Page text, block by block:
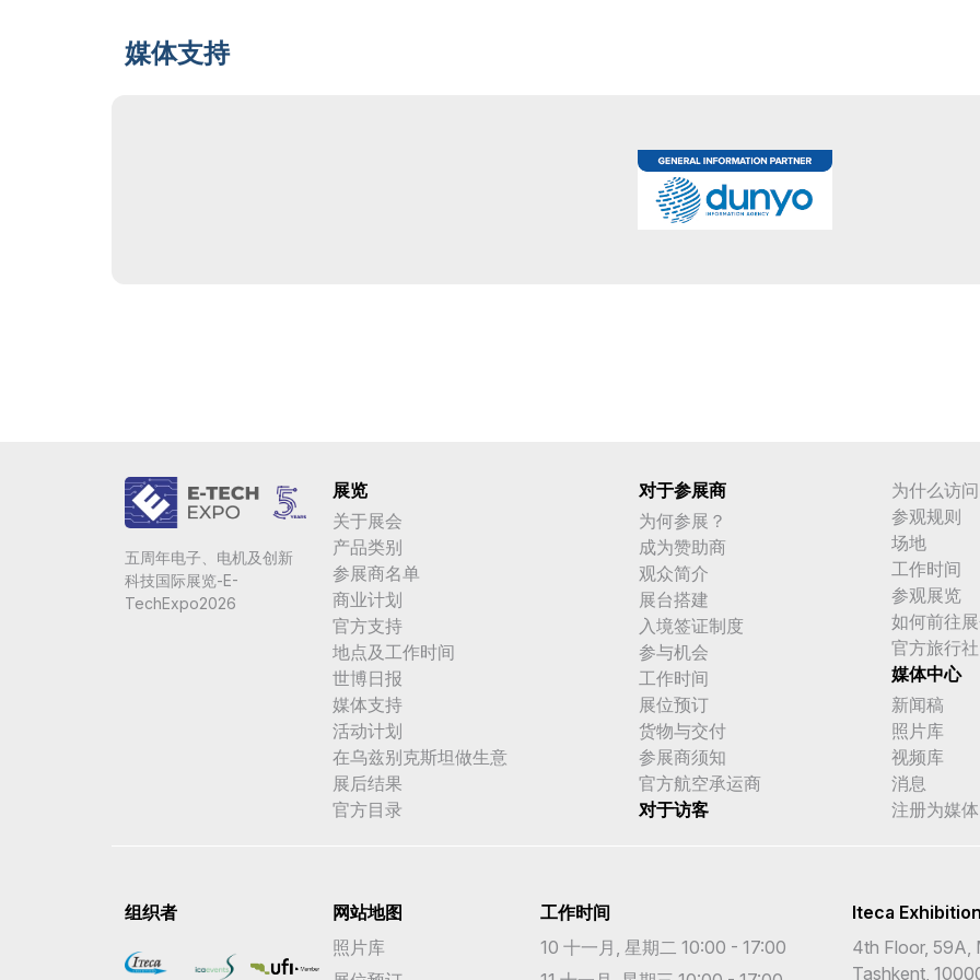
媒体支持
五周年电子、电机及创新
科技国际展览-E-
TechExpo2026
展览
关于展会
产品类别
参展商名单
商业计划
官方支持
地点及工作时间
世博日报
媒体支持
活动计划
在乌兹别克斯坦做生意
展后结果
官方目录
对于参展商
为何参展？
成为赞助商
观众简介
展台搭建
入境签证制度
参与机会
工作时间
展位预订
货物与交付
参展商须知
官方航空承运商
对于访客
为什么访
参观规则
场地
工作时间
参观展览
如何前往
官方旅行社
媒体中心
新闻稿
照片库
视频库
消息
注册为媒体
组织者
网站地图
照片库
工作时间
10 十一月, 星期二 10:00 - 17:00
Iteca
4th Floor, 59A,
Tashkent,